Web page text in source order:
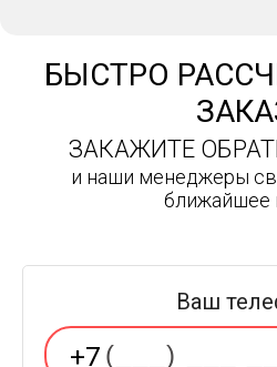
БЫСТРО
ЗАКАЖИТЕ
и наши менеджеры
ближайшее
Ваш